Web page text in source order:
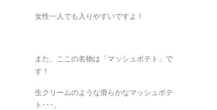
女性一人でも入りやすいですよ！
また、ここの名物は「マッシュポテト」で
す！
生クリームのような滑らかなマッシュポテ
ト･･･。